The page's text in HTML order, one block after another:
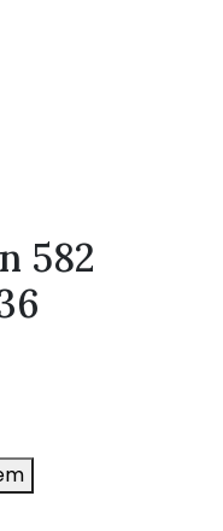
582